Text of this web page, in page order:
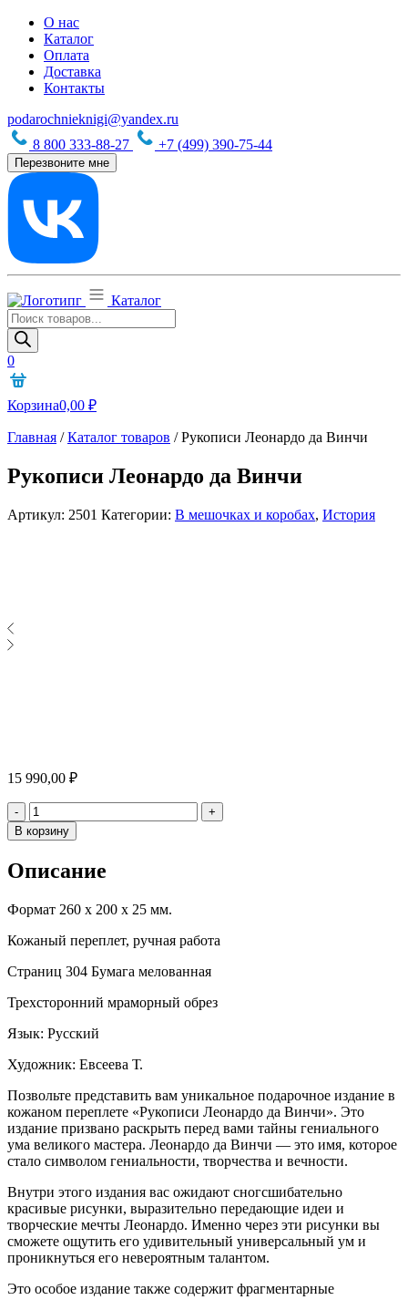
О нас
Каталог
Оплата
Доставка
Контакты
podarochnieknigi@yandex.ru
8 800 333-88-27
+7 (499) 390-75-44
Перезвоните мне
Каталог
Поиск
товаров
0
Корзина0,00 ₽
Главная /Каталог товаров /Рукописи Леонардо да Винчи
Рукописи Леонардо да Винчи
Артикул: 2501 Категории: В мешочках и коробах, История
15 990,00 ₽
- Количество
+
В корзину
Описание
Формат 260 х 200 х 25 мм.
Кожаный переплет, ручная работа
Страниц 304 Бумага мелованная
Трехсторонний мраморный обрез
Язык: Русский
Художник: Евсеева Т.
Позвольте представить вам уникальное подарочное издание в
кожаном переплете «Рукописи Леонардо да Винчи». Это
издание призвано раскрыть перед вами тайны гениального
ума великого мастера. Леонардо да Винчи — это имя, которое
стало символом гениальности, творчества и вечности.
Внутри этого издания вас ожидают сногсшибательно
красивые рисунки, выразительно передающие идеи и
творческие мечты Леонардо. Именно через эти рисунки вы
сможете ощутить его удивительный универсальный ум и
проникнуться его невероятным талантом.
Это особое издание также содержит фрагментарные